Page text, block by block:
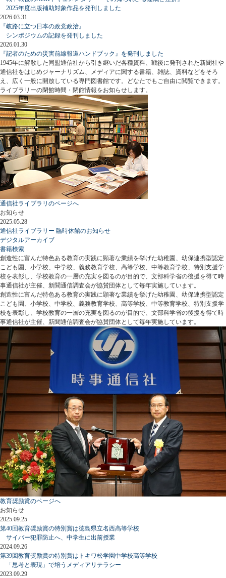
2025年度出版補助対象作品を発刊しました
2026.03.31
『岐路に立つ日本の政党政治』
シンポジウムの記録を発刊しました
2026.01.30
『記者のための災害前線報道ハンドブック』を発刊しました
1945年に解散した同盟通信社から引き継いだ各種資料、戦後に発刊された新聞社や
通信社をはじめジャーナリズム、メディアに関する書籍、雑誌、資料などをそろ
え、広く一般に開放している専門図書館です。どなたでもご自由に閲覧できます。
ライブラリーの閉館時間・閉館情報をお知らせします。
通信社ライブラリのページへ
お知らせ
2025.05.28
通信社ライブラリー 臨時休館のお知らせ
デジタルアーカイブ
書籍検索
創造性に富んだ特色ある教育の実践に顕著な業績を挙げた幼稚園、幼保連携型認定
こども園、小学校、中学校、義務教育学校、高等学校、中等教育学校、特別支援学
校を表彰し、学校教育の一層の充実を図るのが目的で、文部科学省の後援を得て時
事通信社が主催、新聞通信調査会が協賛団体として毎年実施しています。
創造性に富んだ特色ある教育の実践に顕著な業績を挙げた幼稚園、幼保連携型認定
こども園、小学校、中学校、義務教育学校、高等学校、中等教育学校、特別支援学
校を表彰し、学校教育の一層の充実を図るのが目的で、文部科学省の後援を得て時
事通信社が主催、新聞通信調査会が協賛団体として毎年実施しています。
教育奨励賞のページへ
お知らせ
2025.09.25
第40回教育奨励賞の特別賞は徳島県立名西高等学校
サイバー犯罪防止へ、中学生に出前授業
2024.09.26
第39回教育奨励賞の特別賞はトキワ松学園中学校高等学校
「思考と表現」で培うメディアリテラシー
2023.09.29